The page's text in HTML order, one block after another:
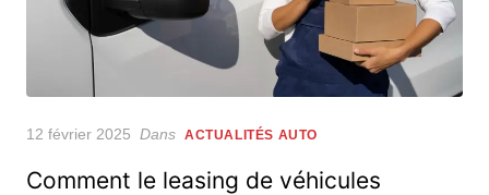
Posted
12 février 2025 Dans ACTUALITÉS AUTO
Comment le leasing de véhicules